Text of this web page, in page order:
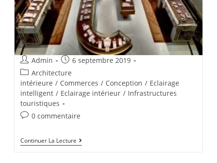
Admin
6 septembre 2019
Architecture
intérieure / Commerces / Conception / Eclairage
intelligent / Eclairage intérieur / Infrastructures
touristiques
0 commentaire
Continuer La Lecture